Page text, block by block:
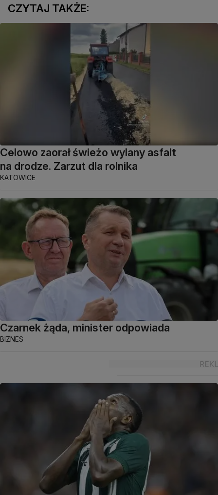
CZYTAJ TAKŻE:
Celowo zaorał świeżo wylany asfalt
na drodze. Zarzut dla rolnika
KATOWICE
Czarnek żąda, minister odpowiada
BIZNES